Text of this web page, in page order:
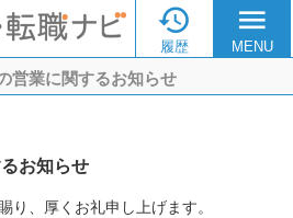

履歴
menu
MENU
営業に関するお知らせ
お知らせ
り、厚くお礼申し上げます。